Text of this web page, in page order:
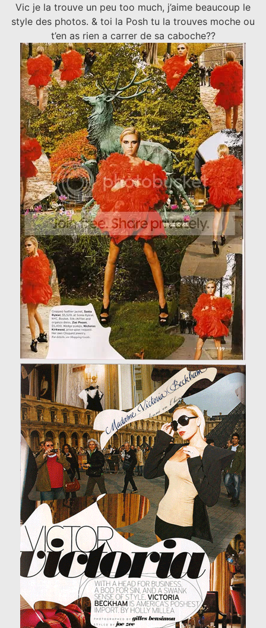
Vic je la trouve un peu too much, j’aime beaucoup le
style des photos. & toi la Posh tu la trouves moche ou
t’en as rien a carrer de sa caboche??